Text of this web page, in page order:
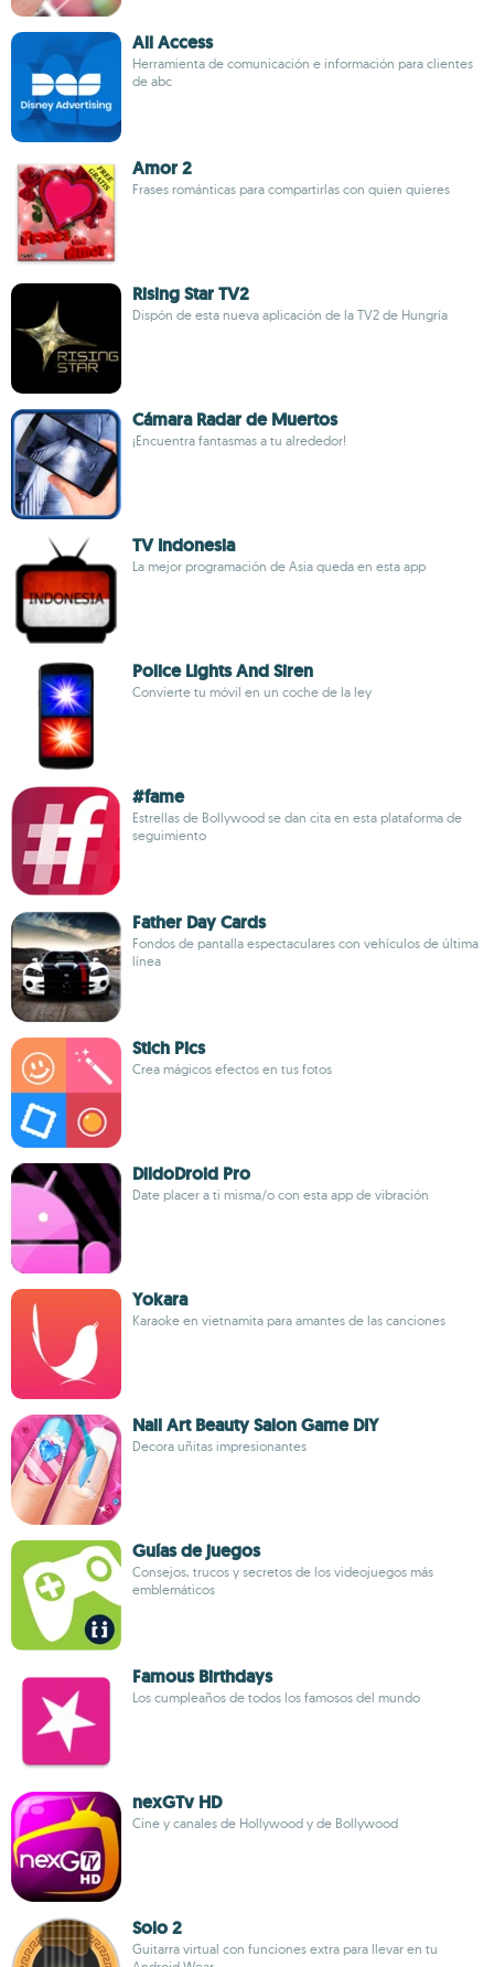
All Access
Herramienta de comunicación e información para clientes
de abc
Amor 2
Frases románticas para compartirlas con quien quieres
Rising Star TV2
Dispón de esta nueva aplicación de la TV2 de Hungría
Cámara Radar de Muertos
¡Encuentra fantasmas a tu alrededor!
TV Indonesia
La mejor programación de Asia queda en esta app
Police Lights And Siren
Convierte tu móvil en un coche de la ley
#fame
Estrellas de Bollywood se dan cita en esta plataforma de
seguimiento
Father Day Cards
Fondos de pantalla espectaculares con vehículos de última
línea
Stich Pics
Crea mágicos efectos en tus fotos
DildoDroid Pro
Date placer a ti misma/o con esta app de vibración
Yokara
Karaoke en vietnamita para amantes de las canciones
Nail Art Beauty Salon Game DIY
Decora uñitas impresionantes
Guías de juegos
Consejos, trucos y secretos de los videojuegos más
emblemáticos
Famous Birthdays
Los cumpleaños de todos los famosos del mundo
nexGTv HD
Cine y canales de Hollywood y de Bollywood
Solo 2
Guitarra virtual con funciones extra para llevar en tu